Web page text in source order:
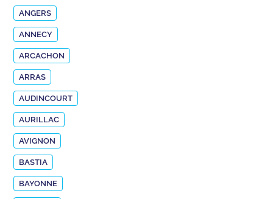
ANGERS
ANNECY
ARCACHON
ARRAS
AUDINCOURT
AURILLAC
AVIGNON
BASTIA
BAYONNE